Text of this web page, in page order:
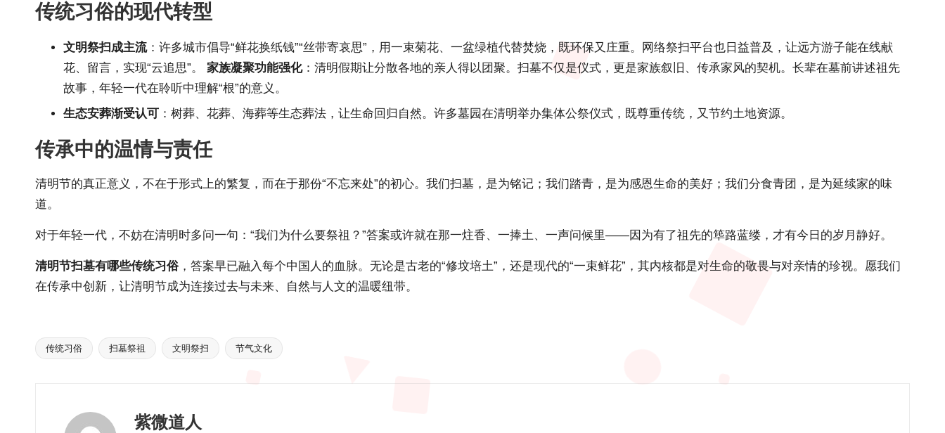
传统习俗的现代转型
文明祭扫成主流：许多城市倡导“鲜花换纸钱”“丝带寄哀思”，用一束菊花、一盆绿植代替焚烧，既环保又庄重。网络祭扫平台也日益普及，让远方游子能在线献
花、留言，实现“云追思”。 家族凝聚功能强化：清明假期让分散各地的亲人得以团聚。扫墓不仅是仪式，更是家族叙旧、传承家风的契机。长辈在墓前讲述祖先
故事，年轻一代在聆听中理解“根”的意义。
生态安葬渐受认可 ：树葬、花葬、海葬等生态葬法，让生命回归自然。许多墓园在清明举办集体公祭仪式，既尊重传统，又节约土地资源。
传承中的温情与责任
清明节的真正意义，不在于形式上的繁复，而在于那份“不忘来处”的初心。我们扫墓，是为铭记；我们踏青，是为感恩生命的美好；我们分食青团，是为延续家的味
道。
对于年轻一代，不妨在清明时多问一句：“我们为什么要祭祖？”答案或许就在那一炷香、一捧土、一声问候里——因为有了祖先的筚路蓝缕，才有今日的岁月静好。
清明节扫墓有哪些传统习俗，答案早已融入每个中国人的血脉。无论是古老的“修坟培土”，还是现代的“一束鲜花”，其内核都是对生命的敬畏与对亲情的珍视。愿我们
在传承中创新，让清明节成为连接过去与未来、自然与人文的温暖纽带。
Tags:
传统习俗 扫墓祭祖 文明祭扫 节气文化
紫微道人